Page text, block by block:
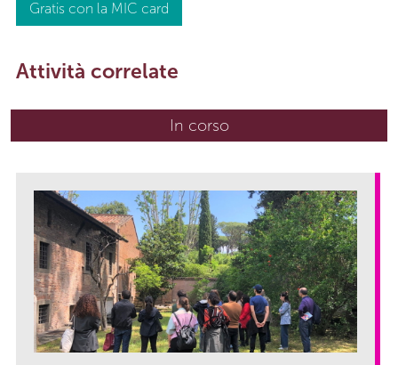
Gratis con la MIC card
Attività correlate
In corso(scheda attiva)